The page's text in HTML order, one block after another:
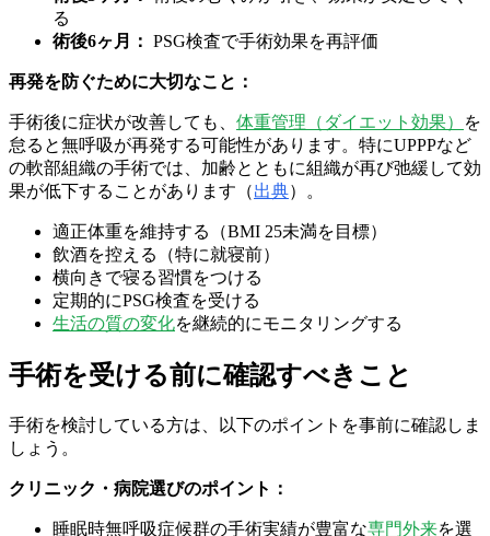
る
術後6ヶ月： PSG検査で手術効果を再評価
再発を防ぐために大切なこと：
手術後に症状が改善しても、 体重管理（ダイエット効果）
を
怠ると無呼吸が再発する可能性があります。特にUPPPなど
の軟部組織の手術では、加齢とともに組織が再び弛緩して効
果が低下することがあります（出典）。
適正体重を維持する（BMI 25未満を目標）
飲酒を控える（特に就寝前）
横向きで寝る習慣をつける
定期的にPSG検査を受ける
生活の質の変化を継続的にモニタリングする
手術を受ける前に確認すべきこと
手術を検討している方は、以下のポイントを事前に確認しま
しょう。
クリニック・病院選びのポイント：
睡眠時無呼吸症候群の手術実績が豊富な専門外来を選